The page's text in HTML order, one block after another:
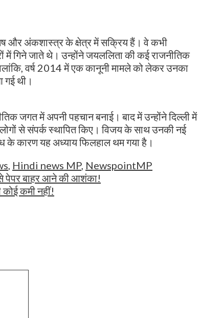
और अंकशास्त्र के क्षेत्र में सक्रिय हैं। वे कभी
में गिने जाते थे। उन्होंने जयललिता की कई राजनीतिक
वर्ष 2014 में एक कानूनी मामले को लेकर उनका
थी।
जगत में अपनी पहचान बनाई। बाद में उन्होंने दिल्ली में
से संपर्क स्थापित किए। विजय के साथ उनकी नई
के कारण यह अध्याय फिलहाल थम गया है।
Hindi news MP, NewspointMP
से पेपर बाहर आने की आशंका!
कमी नहीं!